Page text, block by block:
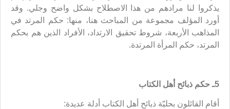
يذكروا لنا مرادهم من هذا الاصطلاح بشكل واضح وجلي. وقد
أورد المؤلف مجموعة من المباحث هنا، منها: حكم المرتد في
المذاهب الأربعة، شروط تحقيق الارتداد، الأفراد الذين هم بحكم
المرتد، حكم المرأة المرتدة.
5ـ حكم ذبائح أهل الكتاب
أقام القائلون بحليّة ذبائح أهل الكتاب أدلة عديدة: